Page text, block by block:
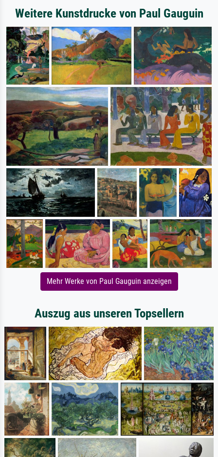
Weitere Kunstdrucke von Paul Gauguin
Mehr Werke von Paul Gauguin anzeigen
Auszug aus unseren Topsellern